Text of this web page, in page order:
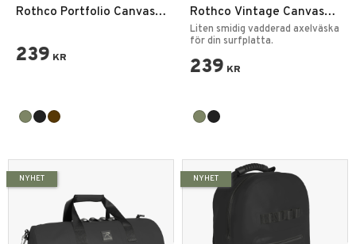
Rothco Portfolio Canvas
239 KR
Rothco Vintage Canvas
Military Tech Bag
Liten smidig vadderad axelväska
för din surfplatta.
239 KR
NYHET NYHET